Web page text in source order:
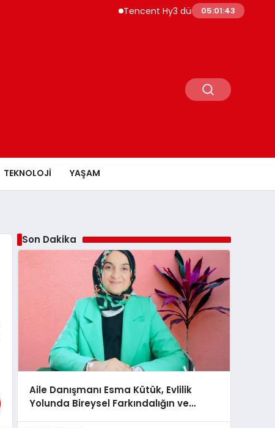
Tencent Hy3 dünya genelinde kullanıma
05:01:44
TEKNOLOJI YAŞAM
Son Dakika
Aile Danışmanı Esma Kütük, Evlilik
Yolunda Bireysel Farkındalığın ve